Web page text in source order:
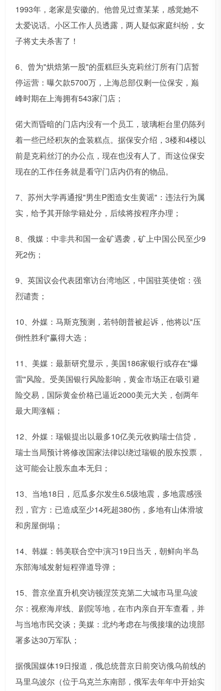
1993年，老家是安徽的。他曾见过查某某，感觉她不
太爱说话。小区工作人员透露，两人疑似家庭纠纷，女
子将丈夫杀害了！
6、曾为"烘焙第一股"的蛋糕巨头克莉丝汀所有门店暂
停运营：曝欠款5700万，上海总部仅剩一位保安，巅
峰时期在上海拥有543家门店；
偌大而昏暗的门店内没有一个员工，玻璃柜台里仍陈列
着一些已经积灰的盒装糕点。据保安介绍，3楼和4楼以
前是克莉丝汀的办公点，现在也没有人了。而这位保安
现在的工作任务就是看守门店内仍有的物品。
7、苏州大学再通报"男生P图造女生黄谣"：违法行为属
实，给予其开除学籍处分，后续将按程序办理；
8、俄媒：中非共和国一金矿遇袭，矿上中国公民至少9
死2伤；
9、英国议会代表团窜访台湾地区，中国驻英使馆：强
烈谴责；
10、外媒：马斯克预测，若特朗普被起诉，他将以"压
倒性胜利"赢得大选；
11、美媒：最新研究显示，美国186家银行或存在"爆
雷"风险。受美国银行风险影响，黄金市场正在吸引避
险交易，国际黄金价格已逼近2000美元大关，创两年
最大周涨幅；
12、外媒：瑞银提出以最多10亿美元收购瑞士信贷，
瑞士当局预计将修改国家法律以绕过瑞银的股东投票，
这可能会让股东血本无归；
13、当地18日，厄瓜多尔发生6.5级地震，多地震感强
烈，官方：已造成至少14死超380伤，多地有山体滑坡
和房屋倒塌；
14、韩媒：韩美联合空中演习19日当天，朝鲜向半岛
东部海域发射短程弹道导弹；
15、普京坐直升机突访顿涅茨克第二大城市马里乌波
尔：视察海岸线、剧院等地，在市内亲自开车查看，并
与当地市民交谈；美媒：北约考虑在与俄接壤的边境部
署多达30万军队；
据俄国媒体19日报道，俄总统普京日前突访俄乌前线的
马里乌波尔（位于乌克兰东南部，俄军去年年中开始实